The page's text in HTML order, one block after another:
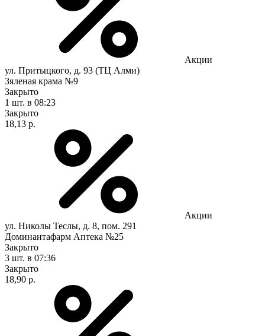
Акции
ул. Притыцкого, д. 93 (ТЦ Алми)
Зяленая крама №9
Закрыто
1 шт. в 08:23
Закрыто
18,13 р.
Акции
ул. Николы Теслы, д. 8, пом. 291
Доминантафарм Аптека №25
Закрыто
3 шт. в 07:36
Закрыто
18,90 р.